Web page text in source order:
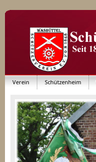
Verein Schützenheim